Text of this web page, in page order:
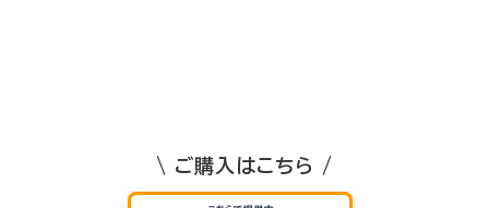
\ ご購入はこちら /